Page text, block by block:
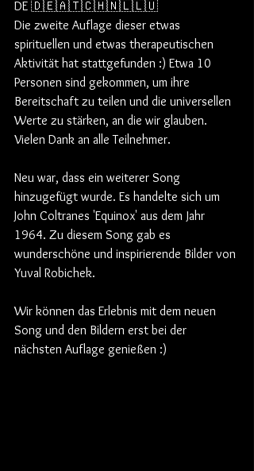
DE 🇩🇪🇦🇹🇨🇭🇳🇱🇱🇺
Die zweite Auflage dieser etwas
spirituellen und etwas therapeutischen
Aktivität hat stattgefunden :) Etwa 10
Personen sind gekommen, um ihre
Bereitschaft zu teilen und die universellen
Werte zu stärken, an die wir glauben.
Vielen Dank an alle Teilnehmer.
Neu war, dass ein weiterer Song
hinzugefügt wurde. Es handelte sich um
John Coltranes 'Equinox' aus dem Jahr
1964. Zu diesem Song gab es
wunderschöne und inspirierende Bilder von
Yuval Robichek.
Wir können das Erlebnis mit dem neuen
Song und den Bildern erst bei der
nächsten Auflage genießen :)